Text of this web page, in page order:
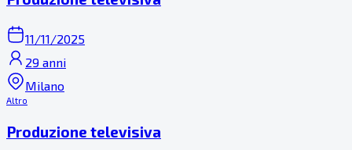
11/11/2025
29 anni
Milano
Altro
Produzione televisiva